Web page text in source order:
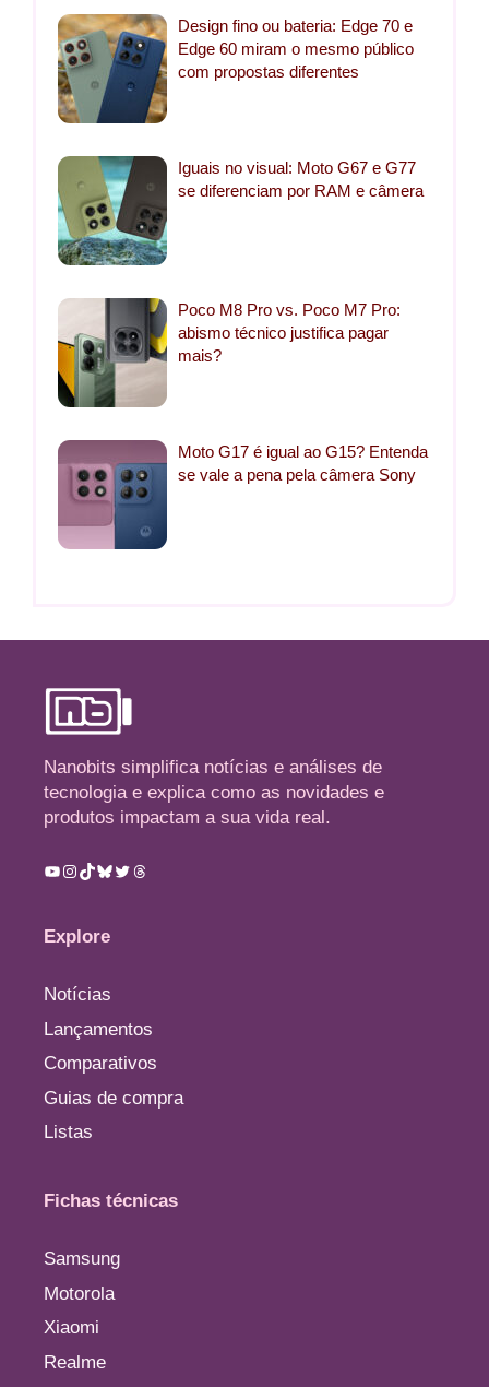
Design fino ou bateria: Edge 70 e
Edge 60 miram o mesmo público
com propostas diferentes
Iguais no visual: Moto G67 e G77
se diferenciam por RAM e câmera
Poco M8 Pro vs. Poco M7 Pro:
abismo técnico justifica pagar
mais?
Moto G17 é igual ao G15? Entenda
se vale a pena pela câmera Sony
Nanobits simplifica notícias e análises de
tecnologia e explica como as novidades e
produtos impactam a sua vida real.
Youtube
Instagram
TikTok
Bluesky
TwitterThreads
Explore
Notícias
Lançamentos
Comparativos
Guias de compra
Listas
Fichas técnicas
Samsung
Motorola
Xiaomi
Realme